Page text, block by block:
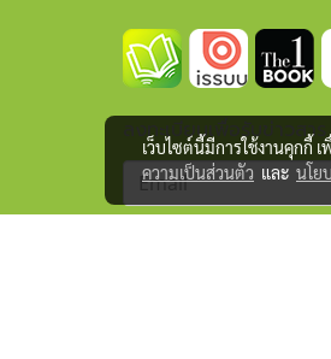
ลงทะเบียนเพื่อรับข่าวสาร
เว็บไซต์นี้มีการใช้งานคุกกี้
ความเป็นส่วนตัว และ นโย